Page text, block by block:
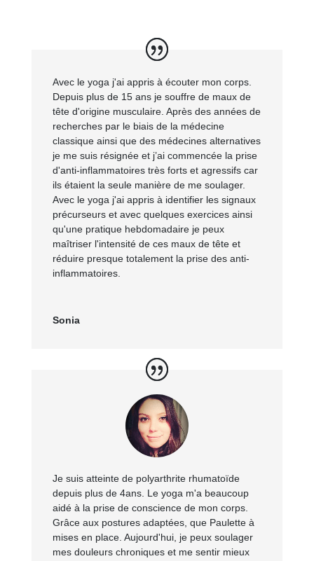
Avec le yoga j'ai appris à écouter mon corps.
Depuis plus de 15 ans je souffre de maux de
tête d'origine musculaire. Après des années de
recherches par le biais de la médecine
classique ainsi que des médecines alternatives
je me suis résignée et j’ai commencée la prise
d'anti-inflammatoires très forts et agressifs car
ils étaient la seule manière de me soulager.
Avec le yoga j'ai appris à identifier les signaux
précurseurs et avec quelques exercices ainsi
qu'une pratique hebdomadaire je peux
maîtriser l'intensité de ces maux de tête et
réduire presque totalement la prise des anti-
inflammatoires.
Sonia
Je suis atteinte de polyarthrite rhumatoïde
depuis plus de 4ans. Le yoga m'a beaucoup
aidé à la prise de conscience de mon corps.
Grâce aux postures adaptées, que Paulette à
mises en place. Aujourd'hui, je peux soulager
mes douleurs chroniques et me sentir mieux